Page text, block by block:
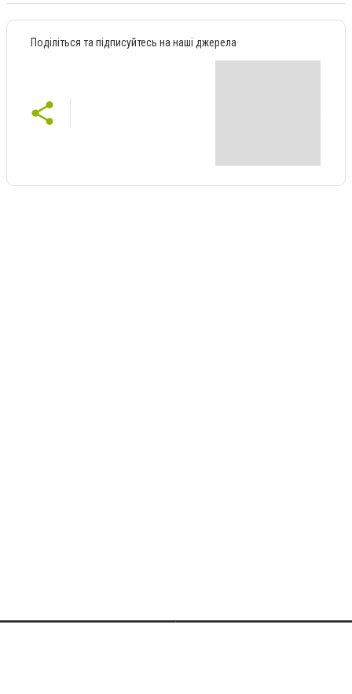
Поділіться та підписуйтесь на наші джерела